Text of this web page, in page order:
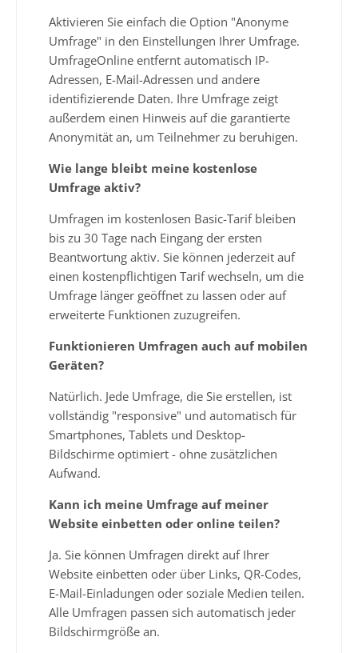
Aktivieren Sie einfach die Option "Anonyme
Umfrage" in den Einstellungen Ihrer Umfrage.
UmfrageOnline entfernt automatisch IP-
Adressen, E-Mail-Adressen und andere
identifizierende Daten. Ihre Umfrage zeigt
außerdem einen Hinweis auf die garantierte
Anonymität an, um Teilnehmer zu beruhigen.
Wie lange bleibt meine kostenlose
Umfrage aktiv?
Umfragen im kostenlosen Basic-Tarif bleiben
bis zu 30 Tage nach Eingang der ersten
Beantwortung aktiv. Sie können jederzeit auf
einen kostenpflichtigen Tarif wechseln, um die
Umfrage länger geöffnet zu lassen oder auf
erweiterte Funktionen zuzugreifen.
Funktionieren Umfragen auch auf mobilen
Geräten?
Natürlich. Jede Umfrage, die Sie erstellen, ist
vollständig "responsive" und automatisch für
Smartphones, Tablets und Desktop-
Bildschirme optimiert - ohne zusätzlichen
Aufwand.
Kann ich meine Umfrage auf meiner
Website einbetten oder online teilen?
Ja. Sie können Umfragen direkt auf Ihrer
Website einbetten oder über Links, QR-Codes,
E-Mail-Einladungen oder soziale Medien teilen.
Alle Umfragen passen sich automatisch jeder
Bildschirmgröße an.